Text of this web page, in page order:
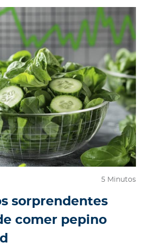
5 Minutos
sorprendentes
comer pepino